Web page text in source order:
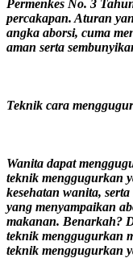
Permenkes No. 3
percakapan. Aturan
angka aborsi, cuma
aman serta
Teknik cara
Wanita dapat
teknik menggugurkan
kesehatan wanita,
yang menyampaikan
makanan. Benarkah?
teknik menggugurkan
teknik menggugurkan